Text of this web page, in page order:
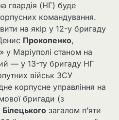
гвардія (НГ) буде
командування.
на якір у 12-у бригаду
Прокопенко,
у Маріуполі станом на
— у 13-ту бригаду НГ
військ ЗСУ
корпусне управління на
бригади (з
Білецького загалом п’яти